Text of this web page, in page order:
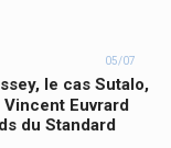
05/07
le cas Sutalo,
Euvrard
du Standard